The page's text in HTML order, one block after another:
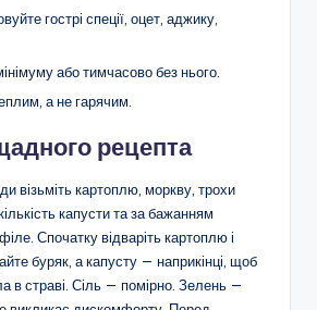
гострі спеції, оцет, аджику,
або тимчасово без нього.
а не гарячим.
рецепта
візьміть картоплю, моркву, трохи
капусти та за бажанням
Спочатку відваріть картоплю і
буряк, а капусту — наприкінці, щоб
в страві. Сіль — помірно. Зелень —